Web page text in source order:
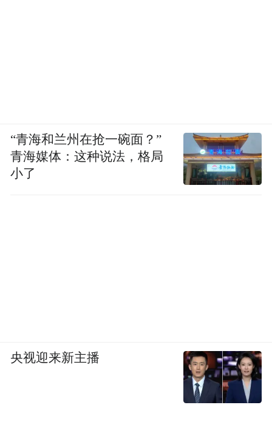
“青海和兰州在抢一碗面？”
青海媒体：这种说法，格局
小了
央视迎来新主播